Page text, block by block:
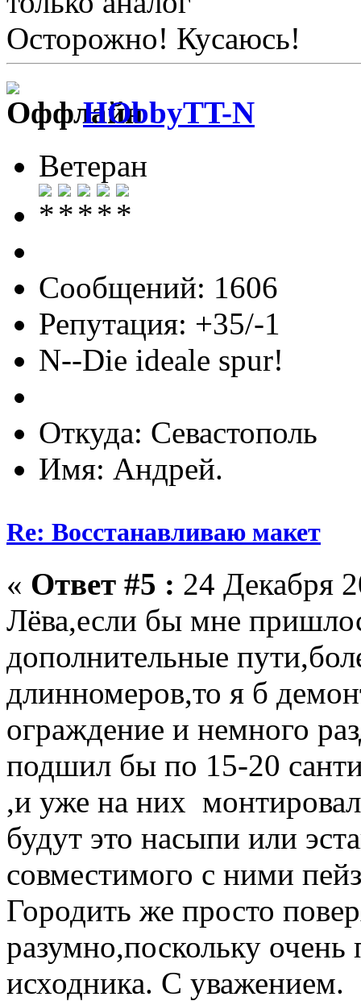
Осторожно! Кусаюсь!
HObbyTT-N
Ветеран
Сообщений: 1606
Репутация: +35/-1
N--Die ideale spur!
Откуда: Севастополь
Имя: Андрей.
Re: Восстанавливаю макет
« Ответ #5 : 24 Декабря
Лёва,если бы мне
дополнительные
длинномеров,то я б
ограждение и немного
подшил бы по 15-20
,и уже на них
будут это насыпи или
совместимого с ними
Городить же просто
разумно,поскольку очень
исходника. С уважением.